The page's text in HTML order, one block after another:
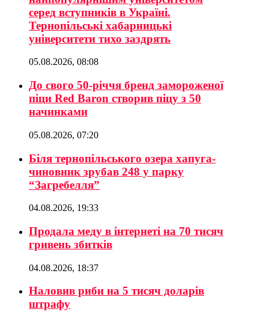
серед вступників в Україні.
Тернопільські хабарницькі
університети тихо заздрять
05.08.2026, 08:08
До свого 50-річчя бренд замороженої
піци Red Baron створив піцу з 50
начинками
05.08.2026, 07:20
Біля тернопільського озера хапуга-
чиновник зрубав 248 у парку
“Загребелля”
04.08.2026, 19:33
Продала меду в інтернеті на 70 тисяч
гривень збитків
04.08.2026, 18:37
Наловив риби на 5 тисяч доларів
штрафу